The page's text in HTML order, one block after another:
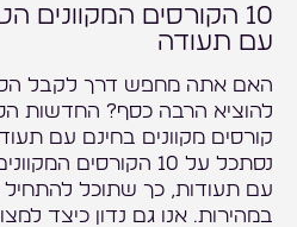
10 הקורסים המקוונים
עם תעודה
האם אתה מחפש דרך לקבל
להוציא הרבה כסף? החדשות
קורסים מקוונים בחינם עם
נסתכל על 10 הקורסים
עם תעודות, כך שתוכל
במהירות. אנו גם נדון כיצד